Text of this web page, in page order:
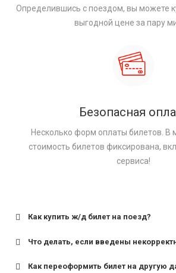
Определившись с поездом, вы можете
выгодной цене за пару
Безопасная
Несколько форм оплаты билетов. В
стоимость билетов фиксирована,
сервиса!
Как купить ж/д билет на поезд?
Что делать, если введены
Как переоформить билет на другую